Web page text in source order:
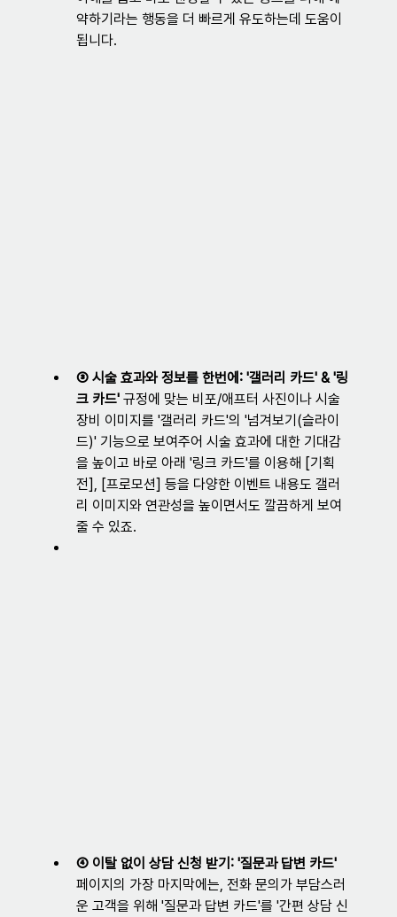
약하기라는 행동을 더 빠르게 유도하는데 도움이
됩니다.
③ 시술 효과와 정보를 한번에: '갤러리 카드' & '링
크 카드' 규정에 맞는 비포/애프터 사진이나 시술
장비 이미지를 '갤러리 카드'의 '넘겨보기(슬라이
드)' 기능으로 보여주어 시술 효과에 대한 기대감
을 높이고 바로 아래 '링크 카드'를 이용해 [기획
전], [프로모션] 등을 다양한 이벤트 내용도 갤러
리 이미지와 연관성을 높이면서도 깔끔하게 보여
줄 수 있죠.
④ 이탈 없이 상담 신청 받기: '질문과 답변 카드'
페이지의 가장 마지막에는, 전화 문의가 부담스러
운 고객을 위해 '질문과 답변 카드'를 '간편 상담 신